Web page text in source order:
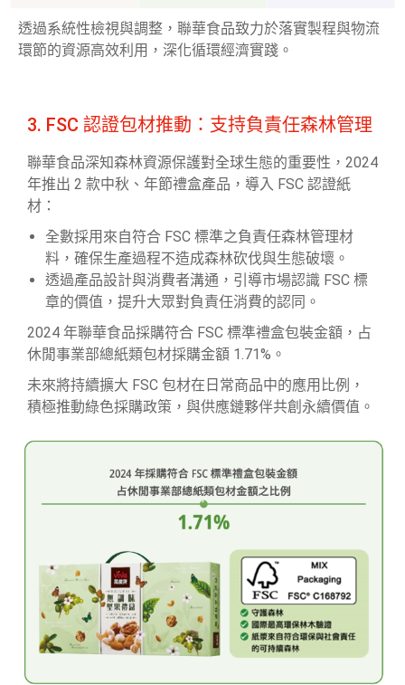
透過系統性檢視與調整，聯華食品致力於落實製程與物流
環節的資源高效利用，深化循環經濟實踐。
3. FSC 認證包材推動：支持負責任森林管理
聯華食品深知森林資源保護對全球生態的重要性，2024
年推出 2 款中秋、年節禮盒產品，導入 FSC 認證紙
材：
全數採用來自符合 FSC 標準之負責任森林管理材
料，確保生產過程不造成森林砍伐與生態破壞。
透過產品設計與消費者溝通，引導市場認識 FSC 標
章的價值，提升大眾對負責任消費的認同。
2024 年聯華食品採購符合 FSC 標準禮盒包裝金額，占
休閒事業部總紙類包材採購金額 1.71%。
未來將持續擴大 FSC 包材在日常商品中的應用比例，
積極推動綠色採購政策，與供應鏈夥伴共創永續價值。